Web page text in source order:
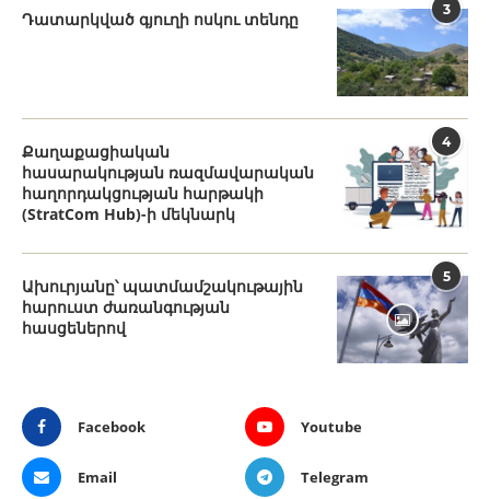
3
Դատարկված գյուղի ոսկու տենդը
4
Քաղաքացիական
հասարակության ռազմավարական
հաղորդակցության հարթակի
(StratCom Hub)-ի մեկնարկ
5
Ախուրյանը՝ պատմամշակութային
հարուստ ժառանգության
հասցեներով
Facebook Youtube
Email Telegram